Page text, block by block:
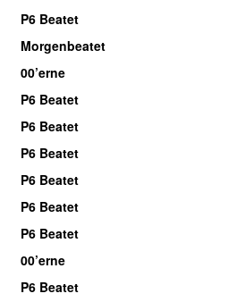
P6 Beatet
Morgenbeatet
00’erne
P6 Beatet
P6 Beatet
P6 Beatet
P6 Beatet
P6 Beatet
P6 Beatet
00’erne
P6 Beatet